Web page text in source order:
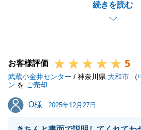
続きを読む
を心より願っております。
また不動産でお悩みがございまし
がけください。
お客様評価 5
武蔵小金井センター / 神奈川県 大和市 （
ン を ご売却
O様
O様 2025年12月27日